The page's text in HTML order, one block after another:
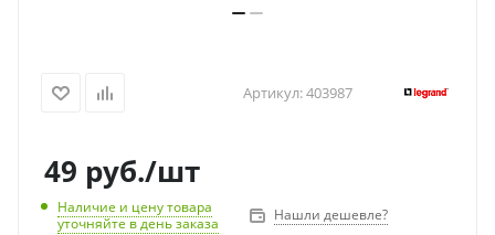
Артикул:403987
49 руб./шт
Наличие и цену товара
уточняйте в день заказа
Нашли дешевле?